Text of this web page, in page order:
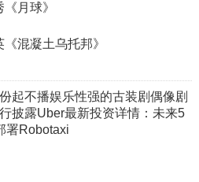
月球》
混凝土乌托邦》
起不播娱乐性强的古装剧偶像剧
披露Uber最新投资详情：未来5
署Robotaxi